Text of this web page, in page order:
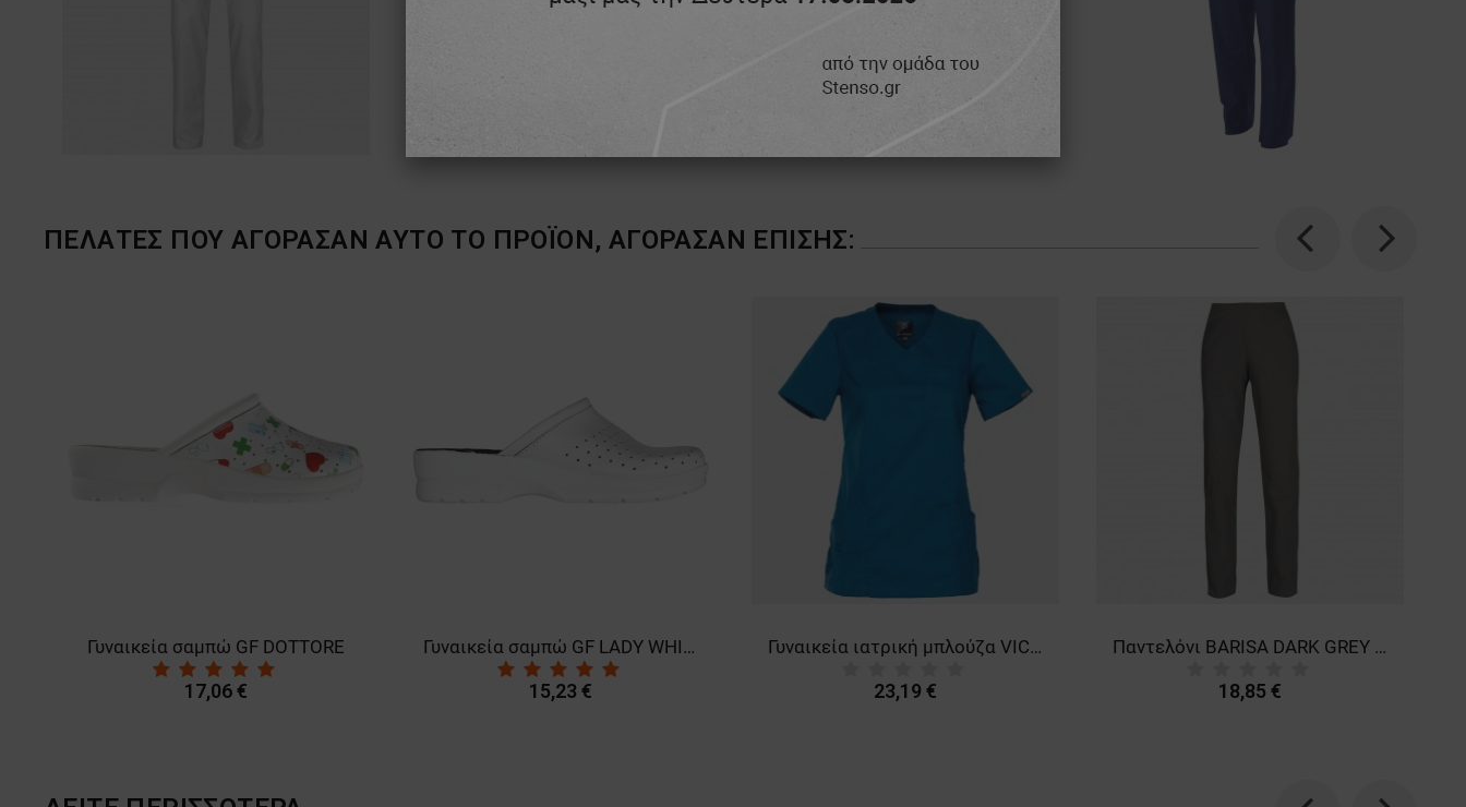
ΠΕΛΆΤΕΣ ΠΟΥ ΑΓΌΡΑΣΑΝ ΑΥΤΌ ΤΟ ΠΡΟΪΌΝ, ΑΓΌΡΑΣΑΝ ΕΠΊΣΗΣ:
Previous
Γυναικεία σαμπώ GF DOTTORE
17,06 €
Γυναικεία σαμπώ GF LADY WHITE
15,23 €
Γυναικεία ιατρική μπλούζα VICTORIA PERTOL
23,19 €
Παντελόνι BARISA DARK GREY Unisex
18,85 €
Next